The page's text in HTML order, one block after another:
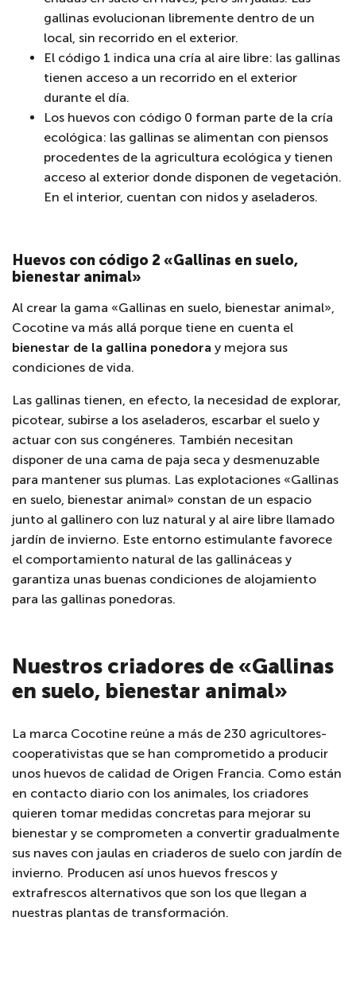
gallinas evolucionan libremente dentro de un
local, sin recorrido en el exterior.
El código 1 indica una cría al aire libre: las gallinas
tienen acceso a un recorrido en el exterior
durante el día.
Los huevos con código 0 forman parte de la cría
ecológica: las gallinas se alimentan con piensos
procedentes de la agricultura ecológica y tienen
acceso al exterior donde disponen de vegetación.
En el interior, cuentan con nidos y aseladeros.
Huevos con código 2 «Gallinas en suelo,
bienestar animal»
Al crear la gama «Gallinas en suelo, bienestar animal»,
Cocotine va más allá porque tiene en cuenta el
bienestar de la gallina ponedora y mejora sus
condiciones de vida.
Las gallinas tienen, en efecto, la necesidad de explorar,
picotear, subirse a los aseladeros, escarbar el suelo y
actuar con sus congéneres. También necesitan
disponer de una cama de paja seca y desmenuzable
para mantener sus plumas. Las explotaciones «Gallinas
en suelo, bienestar animal» constan de un espacio
junto al gallinero con luz natural y al aire libre llamado
jardín de invierno. Este entorno estimulante favorece
el comportamiento natural de las gallináceas y
garantiza unas buenas condiciones de alojamiento
para las gallinas ponedoras.
Nuestros criadores de «Gallinas
en suelo, bienestar animal»
La marca Cocotine reúne a más de 230 agricultores-
cooperativistas que se han comprometido a producir
unos huevos de calidad de Origen Francia. Como están
en contacto diario con los animales, los criadores
quieren tomar medidas concretas para mejorar su
bienestar y se comprometen a convertir gradualmente
sus naves con jaulas en criaderos de suelo con jardín de
invierno. Producen así unos huevos frescos y
extrafrescos alternativos que son los que llegan a
nuestras plantas de transformación.